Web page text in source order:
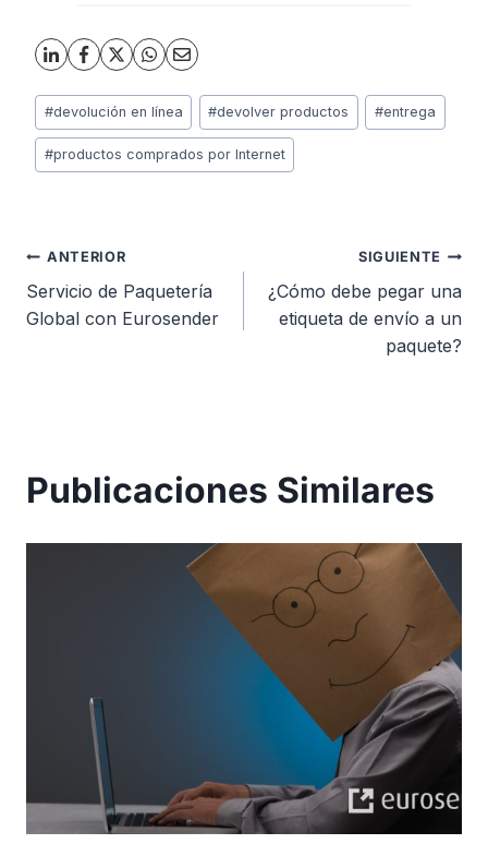
Etiquetas
de
la
#devolución en línea #devolver productos #entrega
#productos comprados por Internet
Navegación
de
ANTERIOR
Servicio de Paquetería
Global con Eurosender
SIGUIENTE
¿Cómo debe pegar una
etiqueta de envío a un
paquete?
Publicaciones Similares